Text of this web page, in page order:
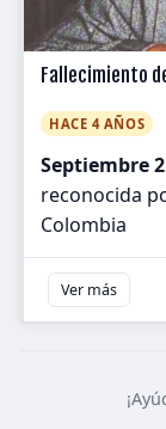
Fallecimiento
HACE 4 AÑOS
Septiembre 2
reconocida
Colombia
Ver más